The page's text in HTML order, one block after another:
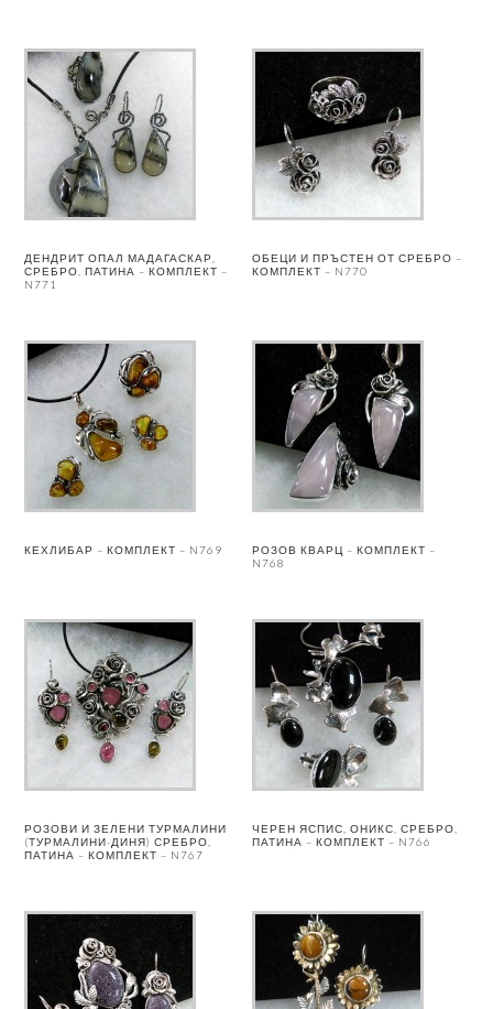
ДЕНДРИТ ОПАЛ МАДАГАСКАР,
СРЕБРО, ПАТИНА – КОМПЛЕКТ –
N771
ОБЕЦИ И ПРЪСТЕН ОТ СРЕБРО –
КОМПЛЕКТ – N770
КЕХЛИБАР – КОМПЛЕКТ – N769
РОЗОВ КВАРЦ – КОМПЛЕКТ –
N768
РОЗОВИ И ЗЕЛЕНИ ТУРМАЛИНИ
(ТУРМАЛИНИ-ДИНЯ) СРЕБРО,
ПАТИНА – КОМПЛЕКТ – N767
ЧЕРЕН ЯСПИС, ОНИКС, СРЕБРО,
ПАТИНА – КОМПЛЕКТ – N766